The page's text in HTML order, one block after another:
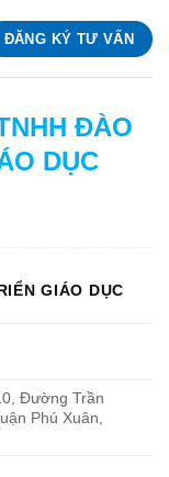
ĐĂNG KÝ TƯ VẤN
ĐÀO
DỤC
GIÁO DỤC
Đường Trần
Phú Xuân,